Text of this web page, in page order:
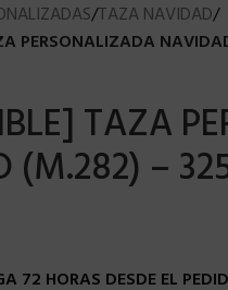
/TAZA NAVIDAD/
PERSONALIZADA
TAZA
(M.282) –
72 HORAS DESDE EL